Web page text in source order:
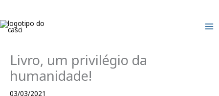
content
Livro, um privilégio da
humanidade!
03/03/2021